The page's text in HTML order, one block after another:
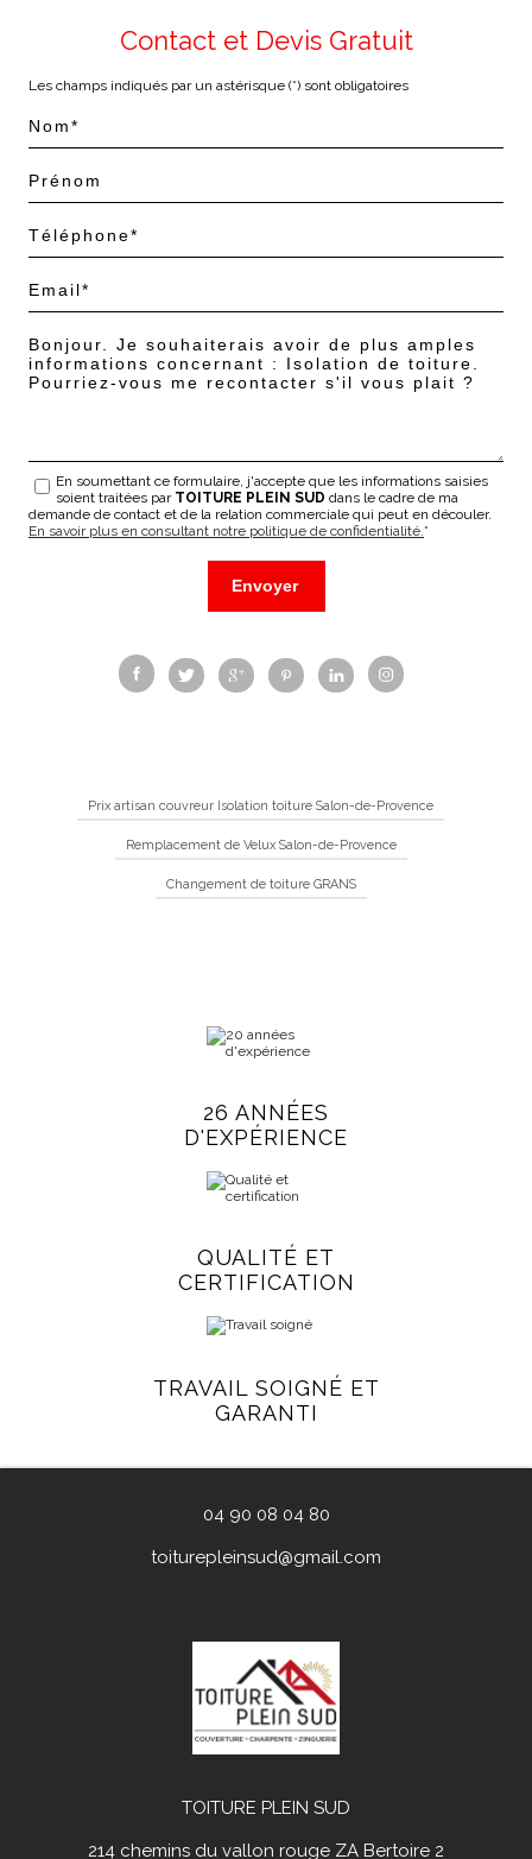
Contact et Devis Gratuit
Les champs indiqués par un astérisque (*) sont obligatoires
En soumettant ce formulaire, j'accepte que les informations saisies
soient traitées par TOITURE PLEIN SUD dans le cadre de ma
demande de contact et de la relation commerciale qui peut en découler.
En savoir plus en consultant notre politique de confidentialité.*
Prix artisan couvreur Isolation toiture Salon-de-Provence
Remplacement de Velux Salon-de-Provence
Changement de toiture GRANS
26 ANNÉES
D'EXPÉRIENCE
QUALITÉ ET
CERTIFICATION
TRAVAIL SOIGNÉ ET
GARANTI
04 90 08 04 80
toiturepleinsud@gmail.com
TOITURE PLEIN SUD
214 chemins du vallon rouge ZA Bertoire 2